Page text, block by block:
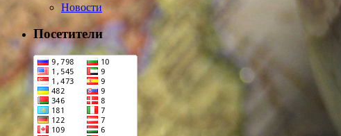
Новости
Посетители